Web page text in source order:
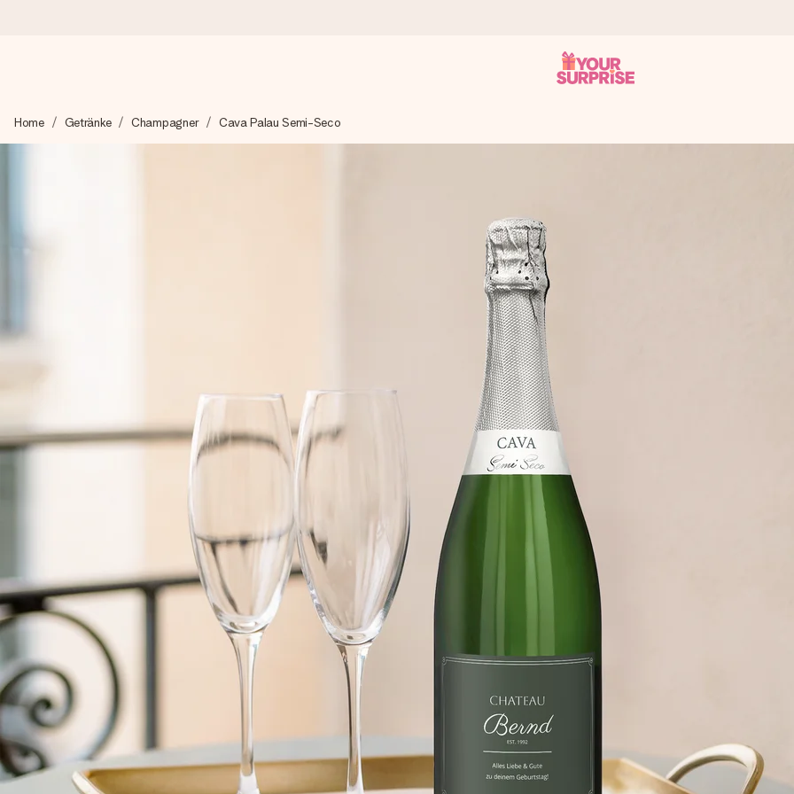
Wir bereiten dein Geschenk sorgfältig vor und schicken es blitzschnell – damit du es genau zum richtigen Zeitpunkt überreichen
Unsere Geschenke begeistern. Kunden bewerten uns mit 4,8 bei Google Reviews (Gesamtergebnis aller Länder, in die wir
Erstelle etwas Einzigartiges in wenigen Schritten – mit ihrem Namen, deinem Foto oder einer Nachricht von Herzen. Kein
Home Getränke Champagner Cava Palau Semi-Seco